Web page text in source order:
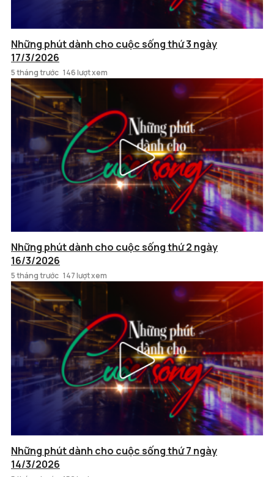
Những phút dành cho cuộc sống thứ 3 ngày
17/3/2026
5 tháng trước 146 lượt xem
Những phút dành cho cuộc sống thứ 2 ngày
16/3/2026
5 tháng trước 147 lượt xem
Những phút dành cho cuộc sống thứ 7 ngày
14/3/2026